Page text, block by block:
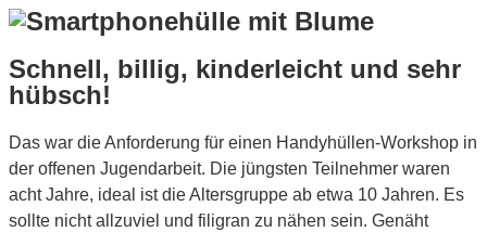
Schnell, billig, kinderleicht und sehr
hübsch!
Das war die Anforderung für einen Handyhüllen-Workshop in
der offenen Jugendarbeit. Die jüngsten Teilnehmer waren
acht Jahre, ideal ist die Altersgruppe ab etwa 10 Jahren. Es
sollte nicht allzuviel und filigran zu nähen sein. Genäht